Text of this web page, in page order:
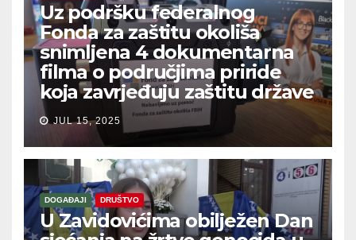
Uz podršku federalnog
Fonda za zaštitu okoliša
snimljena 4 dokumentarna
filma o područjima priride
koja zavrjeđuju zaštitu države
JUL 15, 2025
DOGAĐAJI DRUŠTVO
U Zavidovićima obilježen Dan